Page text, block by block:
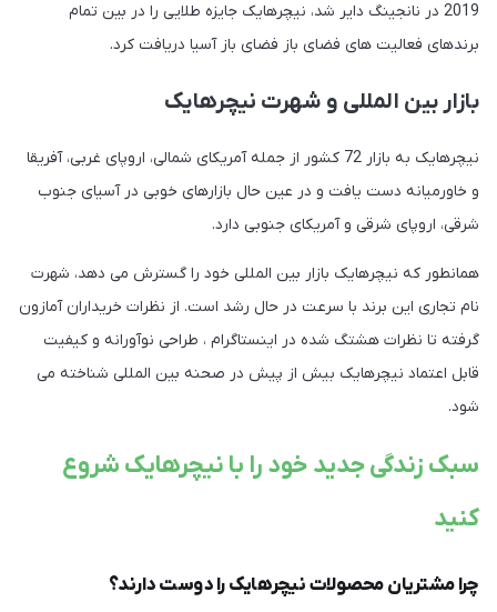
2019 در نانجینگ دایر شد، نیچرهایک جایزه طلایی را در بین تمام
برندهای فعالیت های فضای باز فضای باز آسیا دریافت کرد.
بازار بین المللی و شهرت نیچرهایک
نیچرهایک به بازار 72 کشور از جمله آمریکای شمالی، اروپای غربی، آفریقا
و خاورمیانه دست یافت و در عین حال بازارهای خوبی در آسیای جنوب
شرقی، اروپای شرقی و آمریکای جنوبی دارد.
همانطور که نیچرهایک بازار بین المللی خود را گسترش می دهد، شهرت
نام تجاری این برند با سرعت در حال رشد است. از نظرات خریداران آمازون
گرفته تا نظرات هشتگ شده در اینستاگرام ، طراحی نوآورانه و کیفیت
قابل اعتماد نیچرهایک بیش از پیش در صحنه بین المللی شناخته می
شود.
سبک زندگی جدید خود را با نیچرهایک شروع
کنید
چرا مشتریان محصولات نیچرهایک را دوست دارند؟